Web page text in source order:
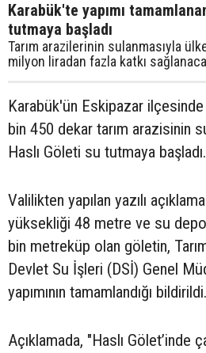
Karabük'te yapımı
tutmaya başladı
Tarım arazilerinin sulanmasıyla
milyon liradan fazla katkı
Karabük'ün Eskipazar ilçesinde
bin 450 dekar tarım arazisinin
Haslı Göleti su tutmaya başladı.
Valilikten yapılan yazılı
yüksekliği 48 metre ve su
bin metreküp olan göletin,
Devlet Su İşleri (DSİ) Genel
yapımının tamamlandığı bildirildi.
Açıklamada, "Haslı Gölet’inde